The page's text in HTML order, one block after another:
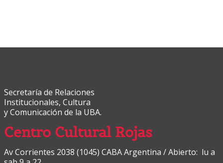
Secretaría de Relaciones
Institucionales, Cultura
y Comunicación de la UBA.
Centro Cultural Rojas
Av Corrientes 2038 (1045) CABA Argentina / Abierto: lu a